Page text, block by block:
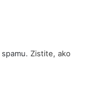
Zistite, ako